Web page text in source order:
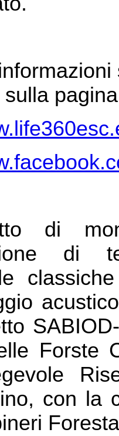
sulla
di
di
Forste
con la